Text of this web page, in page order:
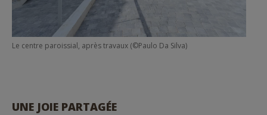
Le centre paroissial, après travaux (©Paulo Da Silva)
UNE JOIE PARTAGÉE